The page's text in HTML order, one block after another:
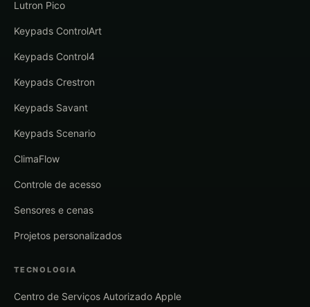
Lutron Pico
Keypads ControlArt
Keypads Control4
Keypads Crestron
Keypads Savant
Keypads Scenario
ClimaFlow
Controle de acesso
Sensores e cenas
Projetos personalizados
TECNOLOGIA
Centro de Serviços Autorizado Apple